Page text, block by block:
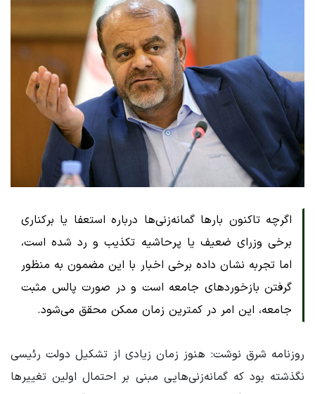
اگرچه تاکنون بارها گمانه‌زنی‌ها درباره استعفا یا برکناری
برخی وزرای ضعیف یا پرحاشیه تکذیب و رد شده است،
اما تجربه نشان داده برخی اخبار با این مضمون به منظور
گرفتن بازخوردهای جامعه است و در صورت پالس مثبت
جامعه، این امر در کمترین زمان ممکن محقق می‌شود.
روزنامه شرق نوشت: هنوز زمان زیادی از تشکیل دولت رئیسی
نگذشته بود که گمانه‌زنی‌هایی مبنی بر احتمال اولین تغییرها